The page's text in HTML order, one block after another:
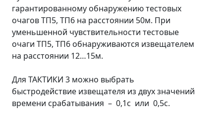
гарантированному обнаружению тестовых
очагов ТП5, ТП6 на расстоянии 50м. При
уменьшенной чувствительности тестовые
очаги ТП5, ТП6 обнаруживаются извещателем
на расстоянии 12…15м.
Для ТАКТИКИ 3 можно выбрать
быстродействие извещателя из двух значений
времени срабатывания – 0,1с или 0,5с.